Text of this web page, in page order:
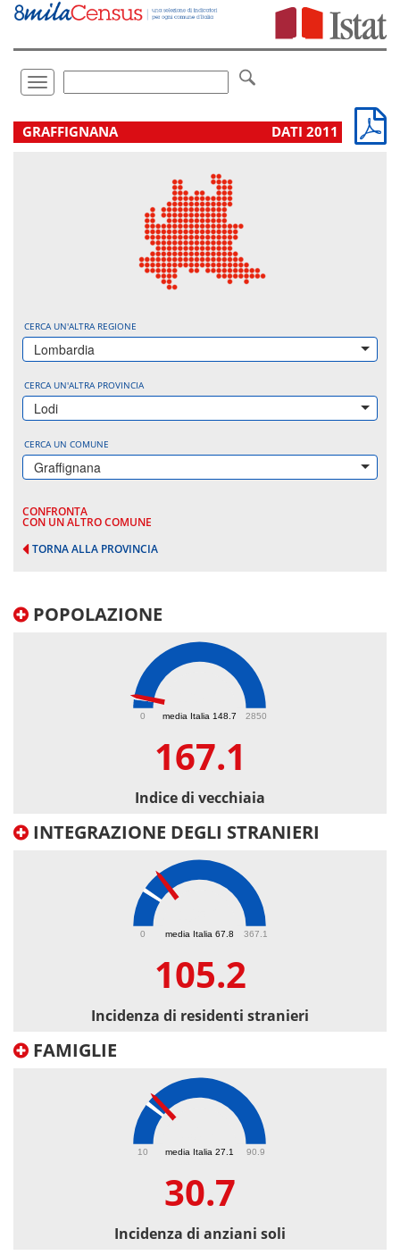
Vai
direttamente
Toggle
navigation
.
GRAFFIGNANA DATI 2011
CERCA UN'ALTRA REGIONE
Lombardia
CERCA UN'ALTRA PROVINCIA
Lodi
CERCA UN COMUNE
Graffignana
CONFRONTA
CON UN ALTRO COMUNE
TORNA ALLA PROVINCIA
POPOLAZIONE
media Italia 148.7
0 2850
167.1
Indice di vecchiaia
INTEGRAZIONE DEGLI STRANIERI
media Italia 67.8
0 367.1
105.2
Incidenza di residenti stranieri
FAMIGLIE
media Italia 27.1
10 90.9
30.7
Incidenza di anziani soli